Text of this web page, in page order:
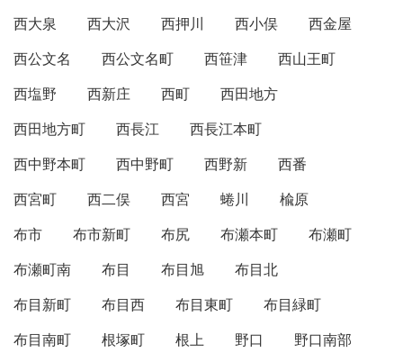
西大泉
西大沢 西押川 西小俣
西金屋
西公文名
西公文名町 西笹津
西山王町
西塩野
西新庄 西町
西田地方
西田地方町
西長江
西長江本町
西中野本町
西中野町 西野新
西番
西宮町
西二俣 西宮 蜷川
楡原
布市
布市新町 布尻 布瀬本町
布瀬町
布瀬町南
布目 布目旭
布目北
布目新町
布目西 布目東町
布目緑町
布目南町
根塚町 根上 野口 野口南部